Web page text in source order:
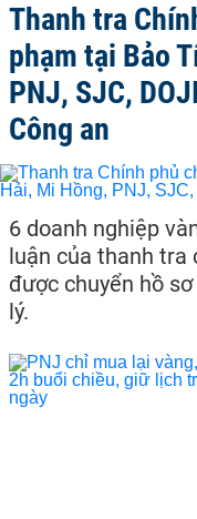
Thanh tra
phạm tại Bảo
PNJ, SJC,
Công an
6 doanh nghiệp
luận của thanh tra
được chuyển hồ
lý.